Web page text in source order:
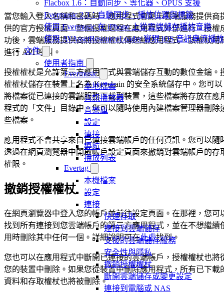
Flacbox 1.6：自動同步、等化器、OPUS 支援
Evermusic 2.3：自動同步、播放位置與標籤
使用 Evermusic 在 iPhone 上從雲端儲存播放音樂
使用 AVAssetResourceLoader 實現 iOS 音訊串流播放
文件
使用者指南
Evermusic
本地檔案
音訊播放器
音樂庫
設定
連接
導航
播放列表
Evertag
本機檔案
設定
連接
快速存取
連接到雲端儲存
支援的雲端儲存服務
安全性與隱私
撤銷授權權杖
斷開雲端儲存或變更設定
連接到電腦或 NAS
當您輸入登入名稱和密碼時，應用程式會顯示雲端服務提供商
供的官方授權頁面，整個授權過程在應用程式外部進行。授權
功後，雲端服務提供商將授權權杖傳送給應用程式，該權杖用
進行 API 呼叫。
授權權杖是允許第三方應用程式與雲端儲存互動的數位金鑰。
權權杖儲存在裝置上名為 Keychain 的安全系統儲存中。您可以
將檔案從已連接的雲端服務下載到裝置，這些檔案將存放在應
程式的「文件」目錄中。您可以隨時使用內建檔案管理器刪除
些檔案。
應用程式不會共享來自已連接雲端帳戶的任何資訊。您可以隨
透過在網頁瀏覽器中開啟帳戶設定頁面來撤銷對雲端帳戶的存
權限。
撤銷授權權杖
在網頁瀏覽器中登入您的帳戶並前往設定頁面。在那裡，您可
找到所有連接到您雲端帳戶的第三方應用程式，並在不想繼續
用時刪除其中任何一個。詳細說明可在此處找到。
您也可以在應用程式中斷開已連接的雲端帳戶，授權權杖也將
您的裝置中刪除。如果您從裝置中刪除應用程式，所有已下載
資料和存取權杖也將被刪除。